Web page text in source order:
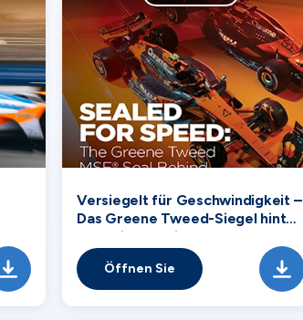
Versiegelt für Geschwindigkeit –
Das Greene Tweed-Siegel hinter
dem Differential von McLaren
Racing
Öffnen Sie